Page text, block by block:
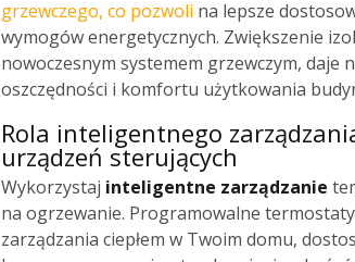
grzewczego, co pozwoli na lepsze
wymogów energetycznych. Zwiększenie
nowoczesnym systemem grzewczym, daje
oszczędności i komfortu użytkowania
Rola inteligentnego
urządzeń sterujących
Wykorzystaj inteligentne zarządzanie
na ogrzewanie. Programowalne
zarządzania ciepłem w Twoim domu,